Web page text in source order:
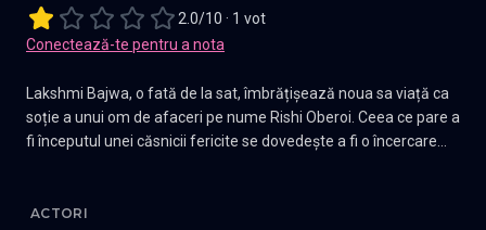
2.0/10 · 1 vot
Conectează-te pentru a nota
Lakshmi Bajwa, o fată de la sat, îmbrățișează noua sa viață ca
soție a unui om de afaceri pe nume Rishi Oberoi. Ceea ce pare a
fi începutul unei căsnicii fericite se dovedește a fi o încercare
ACTORI